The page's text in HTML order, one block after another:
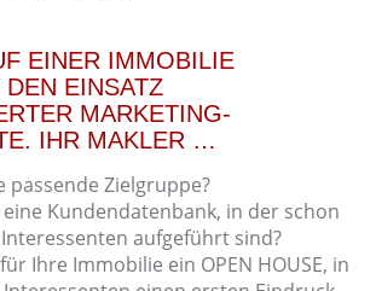
EINER IMMOBILIE
EINSATZ
MARKETING-
IHR MAKLER …
passende Zielgruppe?
Kundendatenbank, in der schon
aufgeführt sind?
Ihre Immobilie ein OPEN HOUSE, in